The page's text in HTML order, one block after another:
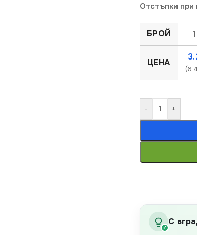
Отстъпки при
БРОЙ
ЦЕНА
- +
✓
С